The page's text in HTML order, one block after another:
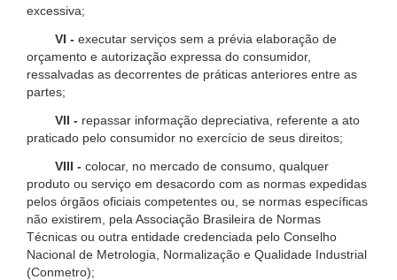
excessiva;
VI - executar serviços sem a prévia elaboração de
orçamento e autorização expressa do consumidor,
ressalvadas as decorrentes de práticas anteriores entre as
partes;
VII - repassar informação depreciativa, referente a ato
praticado pelo consumidor no exercício de seus direitos;
VIII - colocar, no mercado de consumo, qualquer
produto ou serviço em desacordo com as normas expedidas
pelos órgãos oficiais competentes ou, se normas específicas
não existirem, pela Associação Brasileira de Normas
Técnicas ou outra entidade credenciada pelo Conselho
Nacional de Metrologia, Normalização e Qualidade Industrial
(Conmetro);